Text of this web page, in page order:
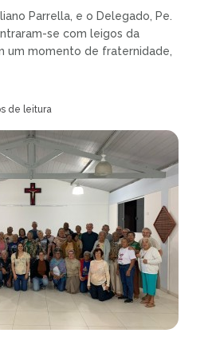
Parrella, e o Delegado, Pe.
se com leigos da
um momento de fraternidade,
de leitura